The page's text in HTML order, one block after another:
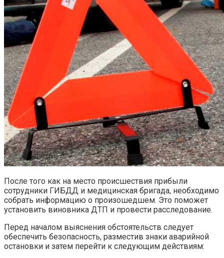
После того как на место происшествия прибыли
сотрудники ГИБДД и медицинская бригада, необходимо
собрать информацию о произошедшем. Это поможет
установить виновника ДТП и провести расследование.
Перед началом выяснения обстоятельств следует
обеспечить безопасность, разместив знаки аварийной
остановки и затем перейти к следующим действиям: